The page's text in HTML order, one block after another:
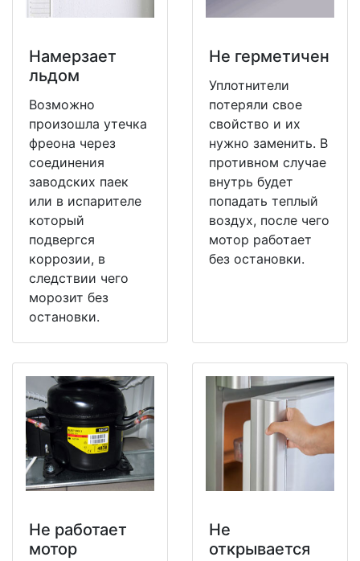
Намерзает
льдом
Возможно
произошла утечка
фреона через
соединения
заводских паек
или в испарителе
который
подвергся
коррозии, в
следствии чего
морозит без
остановки.
Не герметичен
Уплотнители
потеряли свое
свойство и их
нужно заменить. В
противном случае
внутрь будет
попадать теплый
воздух, после чего
мотор работает
без остановки.
Не работает
мотор
Не
открывается